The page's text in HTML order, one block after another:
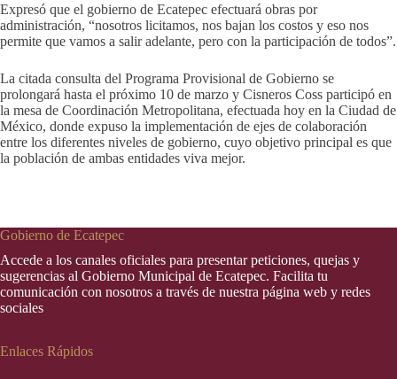
Expresó que el gobierno de Ecatepec efectuará obras por
administración, “nosotros licitamos, nos bajan los costos y eso nos
permite que vamos a salir adelante, pero con la participación de todos”.
La citada consulta del Programa Provisional de Gobierno se
prolongará hasta el próximo 10 de marzo y Cisneros Coss participó en
la mesa de Coordinación Metropolitana, efectuada hoy en la Ciudad de
México, donde expuso la implementación de ejes de colaboración
entre los diferentes niveles de gobierno, cuyo objetivo principal es que
la población de ambas entidades viva mejor.
Gobierno de Ecatepec
Accede a los canales oficiales para presentar peticiones, quejas y
sugerencias al Gobierno Municipal de Ecatepec. Facilita tu
comunicación con nosotros a través de nuestra página web y redes
sociales
Enlaces Rápidos